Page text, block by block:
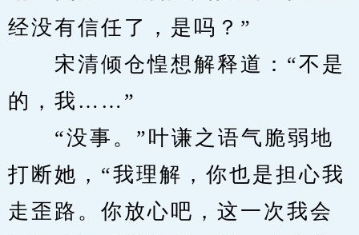
经没有信任了，是吗？”
宋清倾仓惶想解释道：“不是
的，我……”
“没事。”叶谦之语气脆弱地
打断她，“我理解，你也是担心我
走歪路。你放心吧，这一次我会